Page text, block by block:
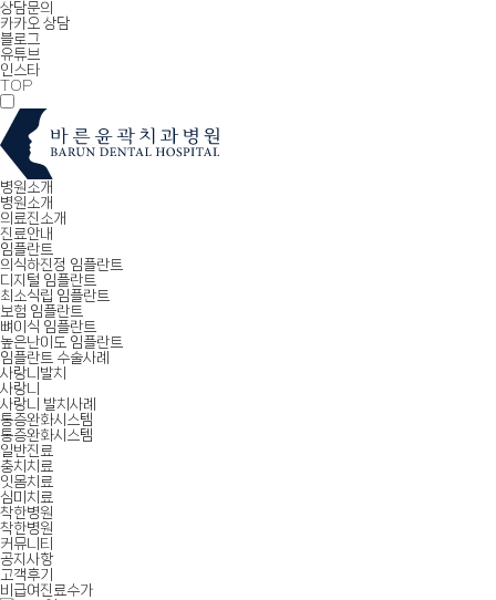
상담문의
카카오 상담
블로그
유튜브
인스타
TOP
병원소개
병원소개
의료진소개
진료안내
임플란트
의식하진정 임플란트
디지털 임플란트
최소식립 임플란트
보험 임플란트
뼈이식 임플란트
높은난이도 임플란트
임플란트 수술사례
사랑니발치
사랑니
사랑니 발치사례
통증완화시스템
통증완화시스템
일반진료
충치치료
잇몸치료
심미치료
착한병원
착한병원
커뮤니티
공지사항
고객후기
비급여진료수가